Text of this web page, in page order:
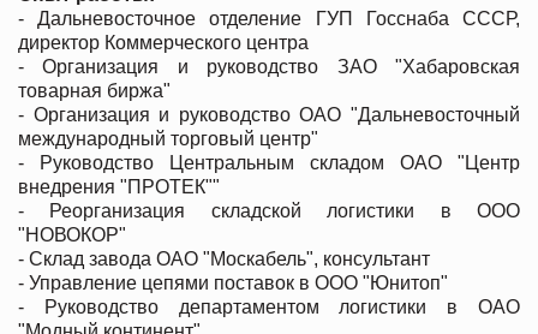
- Дальневосточное отделение ГУП Госснаба СССР,
директор Коммерческого центра
- Организация и руководство ЗАО "Хабаровская
товарная биржа"
- Организация и руководство ОАО "Дальневосточный
международный торговый центр"
- Руководство Центральным складом ОАО "Центр
внедрения "ПРОТЕК""
- Реорганизация складской логистики в ООО
"НОВОКОР"
- Склад завода ОАО "Москабель", консультант
- Управление цепями поставок в ООО "Юнитоп"
- Руководство департаментом логистики в ОАО